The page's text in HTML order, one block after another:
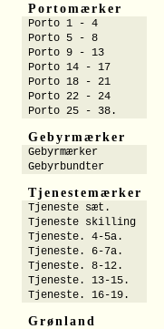
Portomærker
Porto 1 - 4
Porto 5 - 8
Porto 9 - 13
Porto 14 - 17
Porto 18 - 21
Porto 22 - 24
Porto 25 - 38.
Gebyrmærker
Gebyrmærker
Gebyrbundter
Tjenestemærker
Tjeneste sæt.
Tjeneste skilling
Tjeneste. 4-5a.
Tjeneste. 6-7a.
Tjeneste. 8-12.
Tjeneste. 13-15.
Tjeneste. 16-19.
Grønland